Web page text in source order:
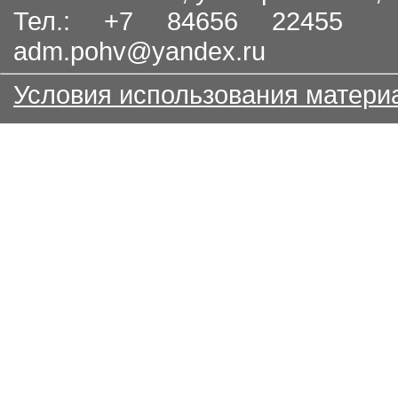
Тел.: +7 84656
adm.pohv@yandex.ru
Условия использования